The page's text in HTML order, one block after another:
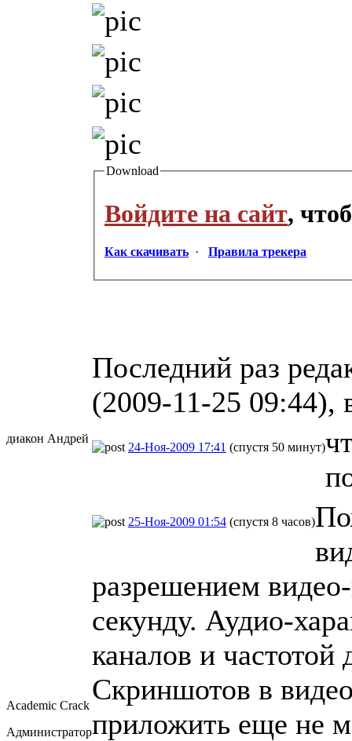
Download
Войдите на сайт,
Как скачивать · Правила трекера
Последний раз
(2009-11-25 09:44),
диакон Андрей
24-Ноя-2009 17:41 (спустя 50 минут)
Academic Crack
Администратор
25-Ноя-2009 01:54 (спустя 8 часов)
разрешением
секунду. Аудио-
каналов и частотой
Скриншотов в
приложить еще не